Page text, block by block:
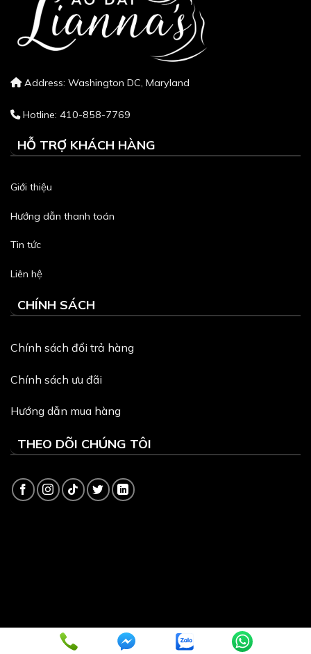
Address: Washington DC, Maryland
Hotline: 410-858-7769
HỖ TRỢ KHÁCH HÀNG
Giới thiệu
Hướng dẫn thanh toán
Tin tức
Liên hệ
CHÍNH SÁCH
Chính sách đổi trả hàng
Chính sách ưu đãi
Hướng dẫn mua hàng
THEO DÕI CHÚNG TÔI
Copyright 2026 © Dịch vụ quản trị website vàThiết kế
Webitebởi VinaSite.com.vn